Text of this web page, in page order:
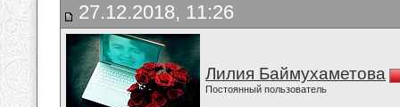
27.12.2018, 11:26
Лилия Баймухаметова
Постоянный пользователь